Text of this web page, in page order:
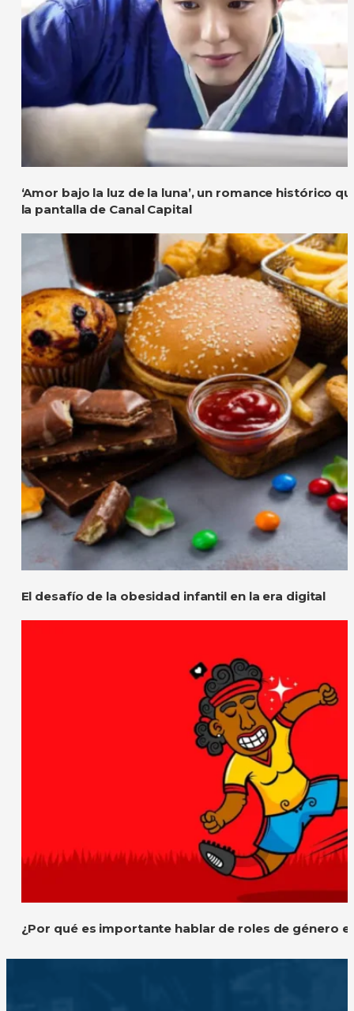
‘Amor bajo la luz de la luna’, un romance histórico
la pantalla de Canal Capital
El desafío de la obesidad infantil en la era digital
¿Por qué es importante hablar de roles de género